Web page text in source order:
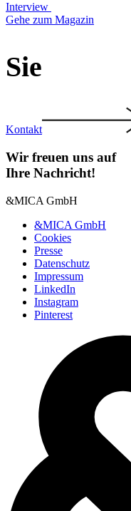
Interview
Gehe zum Magazin
Sie
Kontakt
Wir freuen uns auf
Ihre Nach­richt!
&MICA GmbH
&MICA GmbH
Cookies
Presse
Daten­schutz
Impressum
LinkedIn
Instagram
Pinterest